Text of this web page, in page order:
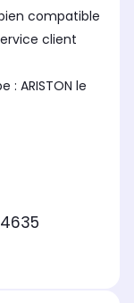
compatible
client
le